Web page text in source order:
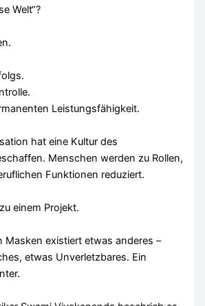
Welt“?
Leistungsfähigkeit.
hat eine Kultur des
Menschen werden zu Rollen,
Funktionen reduziert.
einem Projekt.
Masken existiert etwas anderes –
etwas Unverletzbares. Ein